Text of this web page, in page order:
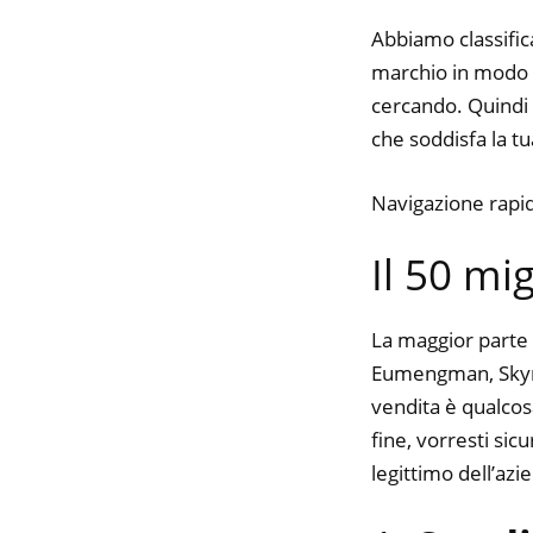
Abbiamo
marchio in
cercando.
che soddisfa la
Navigazione
Il 50
La maggior
Eumengman,
vendita è
fine, vorresti
legittimo